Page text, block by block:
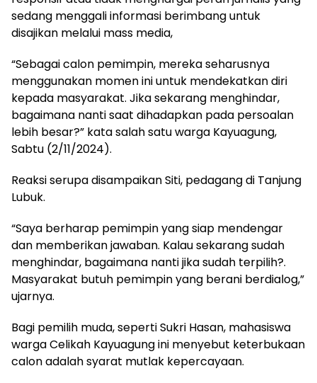
sedang menggali informasi berimbang untuk
disajikan melalui mass media,
“Sebagai calon pemimpin, mereka seharusnya
menggunakan momen ini untuk mendekatkan diri
kepada masyarakat. Jika sekarang menghindar,
bagaimana nanti saat dihadapkan pada persoalan
lebih besar?” kata salah satu warga Kayuagung,
Sabtu (2/11/2024).
Reaksi serupa disampaikan Siti, pedagang di Tanjung
Lubuk.
“Saya berharap pemimpin yang siap mendengar
dan memberikan jawaban. Kalau sekarang sudah
menghindar, bagaimana nanti jika sudah terpilih?.
Masyarakat butuh pemimpin yang berani berdialog,”
ujarnya.
Bagi pemilih muda, seperti Sukri Hasan, mahasiswa
warga Celikah Kayuagung ini menyebut keterbukaan
calon adalah syarat mutlak kepercayaan.